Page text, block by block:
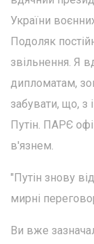
України
Подоляк
звільнення. Я
дипломатам,
забувати, що, з
Путін. ПАРЄ
в'язнем.
"Путін знову
мирні
Ви вже